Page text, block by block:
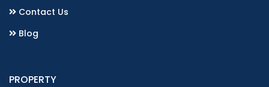
Contact Us
Blog
PROPERTY